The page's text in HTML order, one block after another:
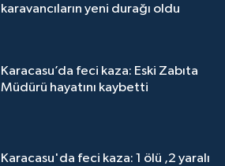
karavancıların yeni durağı oldu
Karacasu’da feci kaza: Eski Zabıta
Müdürü hayatını kaybetti
Karacasu'da feci kaza: 1 ölü ,2 yaralı